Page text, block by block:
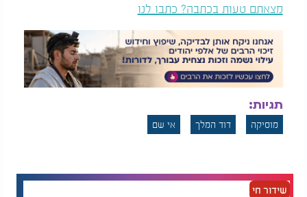
מצאתם טעות בכתבה? כתבו לנו
תגיות:
מוסיקה דוד המלך אי שם
שידור חי